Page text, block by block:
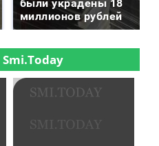
были украдены 18
миллионов рублей